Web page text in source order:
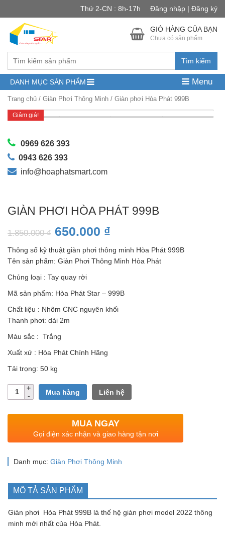
Thứ 2-CN : 8h-17h Đăng nhập | Đăng ký
Tìm kiếm
GIỎ HÀNG CỦA BẠN
Chưa có sản phẩm
DANH MỤC SẢN PHẨM Menu
Trang chủ / Giàn Phơi Thông Minh / Giàn phơi Hòa Phát 999B
Giảm giá!
0969 626 393
0943 626 393
info@hoaphatsmart.com
GIÀN PHƠI HÒA PHÁT 999B
1.850.000₫ 650.000 ₫
Thông số kỹ thuật giàn phơi thông minh Hòa Phát 999B
Tên sản phẩm: Giàn Phơi Thông Minh Hòa Phát
Chủng loại : Tay quay rời
Mã sản phẩm: Hòa Phát Star – 999B
Chất liệu : Nhôm CNC nguyên khối
Thanh phơi: dài 2m
Màu sắc : Trắng
Xuất xứ : Hòa Phát Chính Hãng
Tải trọng: 50 kg
Số
lượng
Mua hàng Liên hệ
MUA NGAY
Gọi điện xác nhận và giao hàng tận nơi
Danh mục: Giàn Phơi Thông Minh
MÔ TẢ SẢN PHẨM
Giàn phơi Hòa Phát 999B là thế hệ giàn phơi model 2022 thông
minh mới nhất của Hòa Phát.